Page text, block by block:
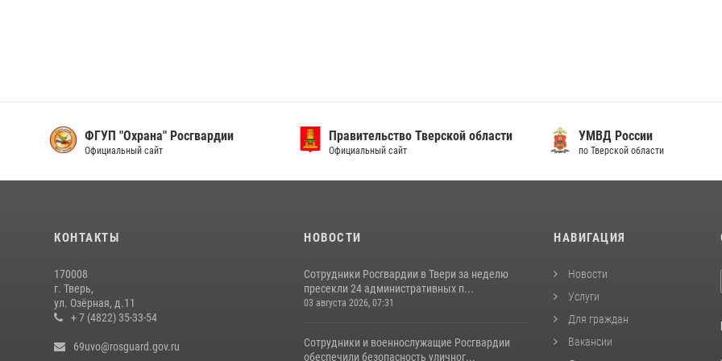
ФГУП "Охрана" Росгвардии
Официальный сайт
Правительство Тверской области
Официальный сайт
УМВД России
по Тверской области
КОНТАКТЫ
170008
г. Тверь,
ул. Озёрная, д.11
+ 7 (4822) 35-33-54
69uvo@rosguard.gov.ru
НОВОСТИ
Сотрудники Росгвардии в Твери за неделю
пресекли 24 административных п...
03 августа 2026, 07:31
Сотрудники и военнослужащие Росгвардии
обеспечили безопасность уличног...
НАВИГАЦИЯ
Новости
Услуги
Для граждан
Вакансии